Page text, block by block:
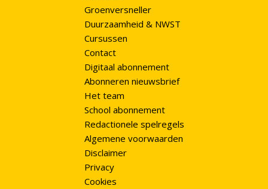
Groenversneller
Duurzaamheid & NWST
Cursussen
Contact
Digitaal abonnement
Abonneren nieuwsbrief
Het team
School abonnement
Redactionele spelregels
Algemene voorwaarden
Disclaimer
Privacy
Cookies